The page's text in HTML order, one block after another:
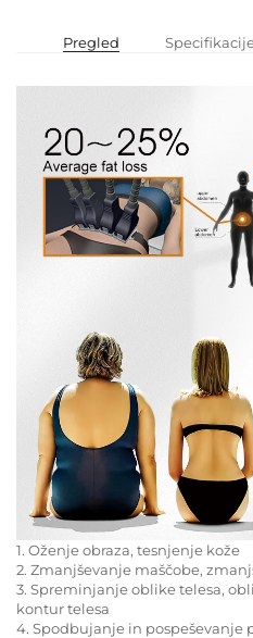
Pregled
1. Oženje obraza, tesnjenje kože
2. Zmanjševanje maščobe,
3. Spreminjanje oblike telesa,
kontur telesa
4. Spodbujanje in pospeševanje